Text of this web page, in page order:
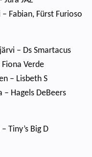
Fabian, Fürst Furioso
– Ds Smartacus
Verde
– Lisbeth S
– Hagels DeBeers
Tiny’s Big D